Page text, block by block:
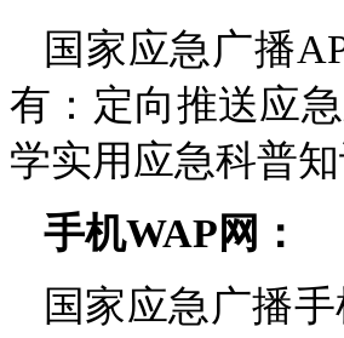
国家应急广播
有：定向推送应
学实用应急科普
手机WAP网：
国家应急广播